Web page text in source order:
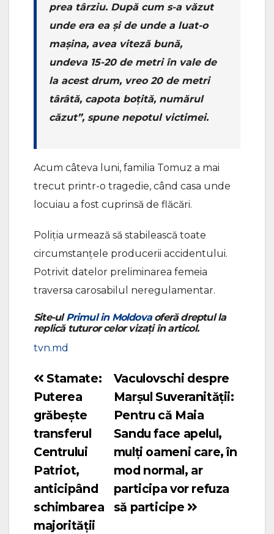
prea târziu. După cum s-a văzut
unde era ea și de unde a luat-o
mașina, avea viteză bună,
undeva 15-20 de metri în vale de
la acest drum, vreo 20 de metri
târâtă, capota boțită, numărul
căzut”, spune nepotul victimei.
Acum câteva luni, familia Tomuz a mai
trecut printr-o tragedie, când casa unde
locuiau a fost cuprinsă de flăcări.
Poliția urmează să stabilească toate
circumstanțele producerii accidentului.
Potrivit datelor preliminarea femeia
traversa carosabilul neregulamentar.
Site-ulPrimul in Moldovaoferă dreptul la
replică tuturor celor vizați în articol.
tvn.md
Navigare
în
articole
Vaculovschi despre
Marșul Suveranității:
Pentru că Maia
Sandu face apelul,
mulți oameni care, în
mod normal, ar
participa vor refuza
să participe
Stamate:
Puterea
grăbește
transferul
Centrului
Patriot,
anticipând
schimbarea
majorității